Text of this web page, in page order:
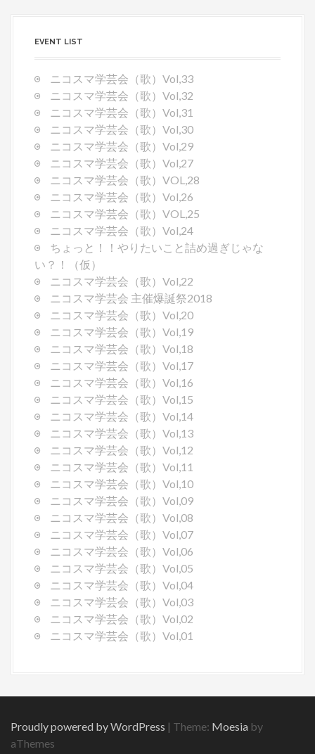
EVENT LIST
ニコスマ学芸会（歌）Vol,33
ニコスマ学芸会（歌）Vol,32
ニコスマ学芸会（歌）Vol,31
ニコスマ学芸会（歌）Vol,30
ニコスマ学芸会（歌）Vol,29
ニコスマ学芸会（歌）Vol,27
ニコスマ学芸会（歌）VOL,28
ニコスマ学芸会（歌）Vol,26
ニコスマ学芸会（歌）VOL,25
ニコスマ学芸会（歌）Vol,24
ちょっと！！やりたいこと詰め過ぎじゃな
い？！（仮）
ニコスマ学芸会（歌）Vol,22
ニコスマ学芸会 主催爆誕祭2018
ニコスマ学芸会（歌）Vol,20
ニコスマ学芸会（歌）Vol,19
ニコスマ学芸会（歌）Vol,18
ニコスマ学芸会（歌）Vol,17
ニコスマ学芸会（歌）Vol,16
ニコスマ学芸会（歌）Vol,15
ニコスマ学芸会（歌）Vol,14
ニコスマ学芸会（歌）Vol,13
ニコスマ学芸会（歌）Vol,12
ニコスマ学芸会（歌）Vol,11
ニコスマ学芸会（歌）Vol,10
ニコスマ学芸会（歌）Vol,09
ニコスマ学芸会（歌）Vol,08
ニコスマ学芸会（歌）Vol,07
ニコスマ学芸会（歌）Vol,06
ニコスマ学芸会（歌）Vol,05
ニコスマ学芸会（歌）Vol,04
ニコスマ学芸会（歌）Vol,03
ニコスマ学芸会（歌）Vol,02
ニコスマ学芸会（歌）Vol,01
Proudly powered by WordPress | Theme: Moesia by
aThemes